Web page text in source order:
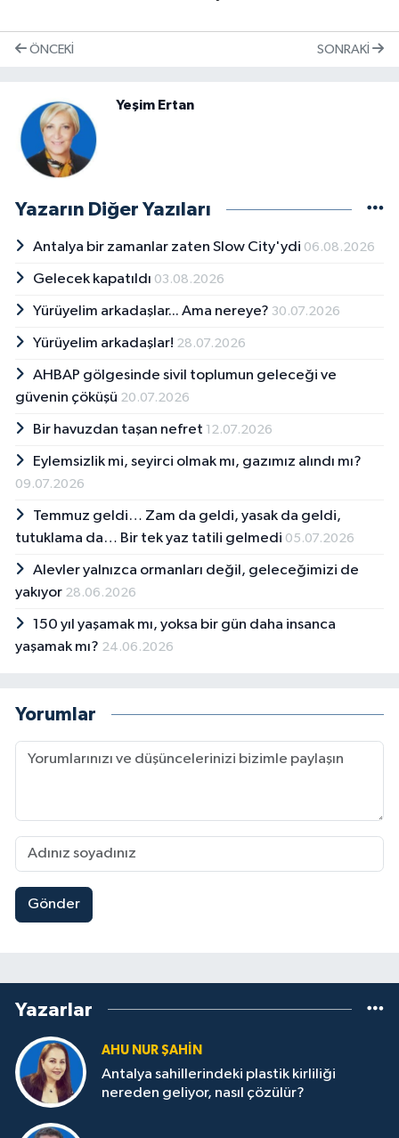
ÖNCEKI SONRAKI
Yeşim Ertan
Yazarın Diğer Yazıları
Antalya bir zamanlar zaten Slow City'ydi 06.08.2026
Gelecek kapatıldı 03.08.2026
Yürüyelim arkadaşlar... Ama nereye? 30.07.2026
Yürüyelim arkadaşlar! 28.07.2026
AHBAP gölgesinde sivil toplumun geleceği ve
güvenin çöküşü 20.07.2026
Bir havuzdan taşan nefret 12.07.2026
Eylemsizlik mi, seyirci olmak mı, gazımız alındı mı?
09.07.2026
Temmuz geldi… Zam da geldi, yasak da geldi,
tutuklama da… Bir tek yaz tatili gelmedi 05.07.2026
Alevler yalnızca ormanları değil, geleceğimizi de
yakıyor 28.06.2026
150 yıl yaşamak mı, yoksa bir gün daha insanca
yaşamak mı? 24.06.2026
Yorumlar
Gönder
Yazarlar
AHU NUR ŞAHIN
Antalya sahillerindeki plastik kirliliği
nereden geliyor, nasıl çözülür?